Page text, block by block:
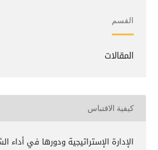
القسم
المقالات
كيفية الاقتباس
الإدارة الإستراتيجية ودورها في أداء